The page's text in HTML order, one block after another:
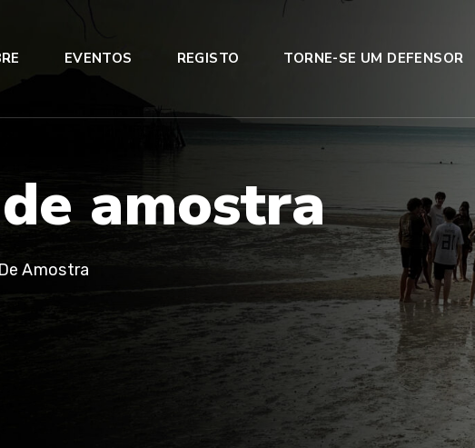
EVENTOS REGISTO TORNE-SE UM DEFENSOR
de amostra
Amostra